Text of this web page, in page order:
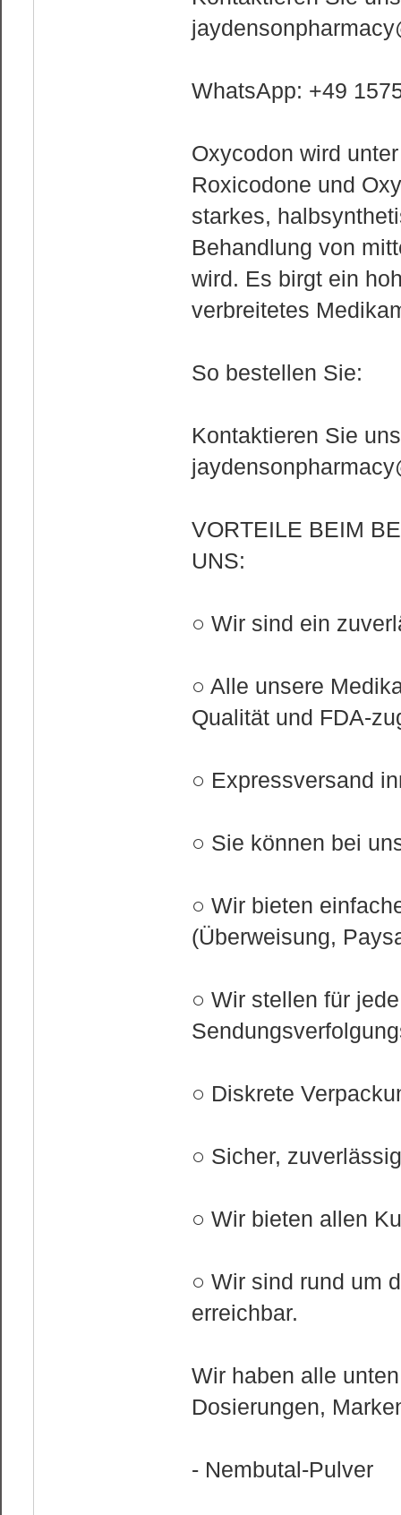
WhatsApp: +49
Oxycodon wird
Roxicodone und
starkes,
Behandlung von
wird. Es birgt ein
verbreitetes
So bestellen Sie:
Kontaktieren Sie
VORTEILE BEIM
UNS:
○ Wir sind ein
○ Alle unsere
Qualität und FDA-
○ Expressversand
○ Sie können bei
○ Wir bieten
(Überweisung,
○ Wir stellen für
○ Diskrete
○ Sicher,
○ Wir bieten allen
○ Wir sind rund um
erreichbar.
Wir haben alle
Dosierungen,
- Nembutal-Pulver